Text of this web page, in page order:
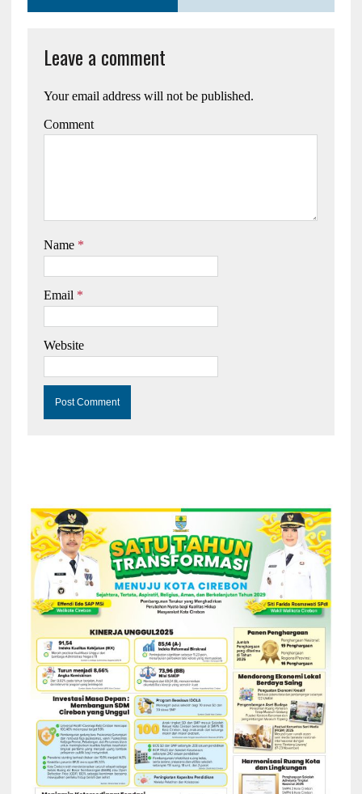
Leave a comment
Your email address will not be published.
Comment
Name *
Email *
Website